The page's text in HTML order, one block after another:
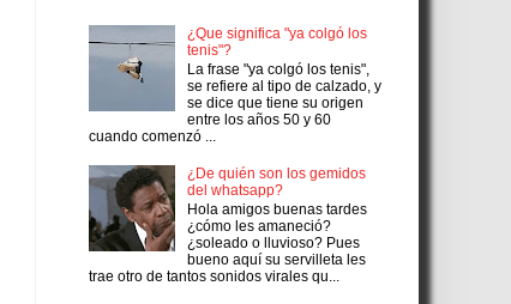
¿Que significa "ya colgó los
tenis"?
La frase "ya colgó los tenis",
se refiere al tipo de calzado, y
se dice que tiene su origen
entre los años 50 y 60
cuando comenzó ...
¿De quién son los gemidos
del whatsapp?
Hola amigos buenas tardes
¿cómo les amaneció?
¿soleado o lluvioso? Pues
bueno aquí su servilleta les
trae otro de tantos sonidos virales qu...